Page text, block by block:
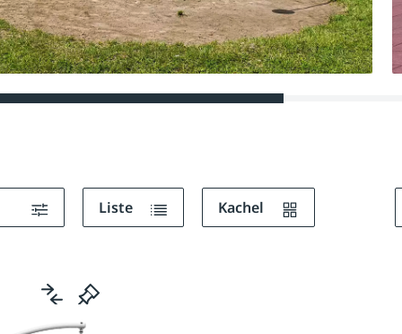
Liste Kachel